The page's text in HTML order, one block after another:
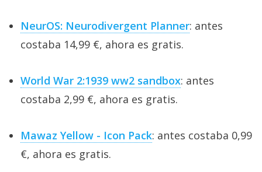
NeurOS: Neurodivergent Planner: antes
costaba 14,99 €, ahora es gratis.
World War 2:1939 ww2 sandbox: antes
costaba 2,99 €, ahora es gratis.
Mawaz Yellow - Icon Pack: antes costaba 0,99
€, ahora es gratis.